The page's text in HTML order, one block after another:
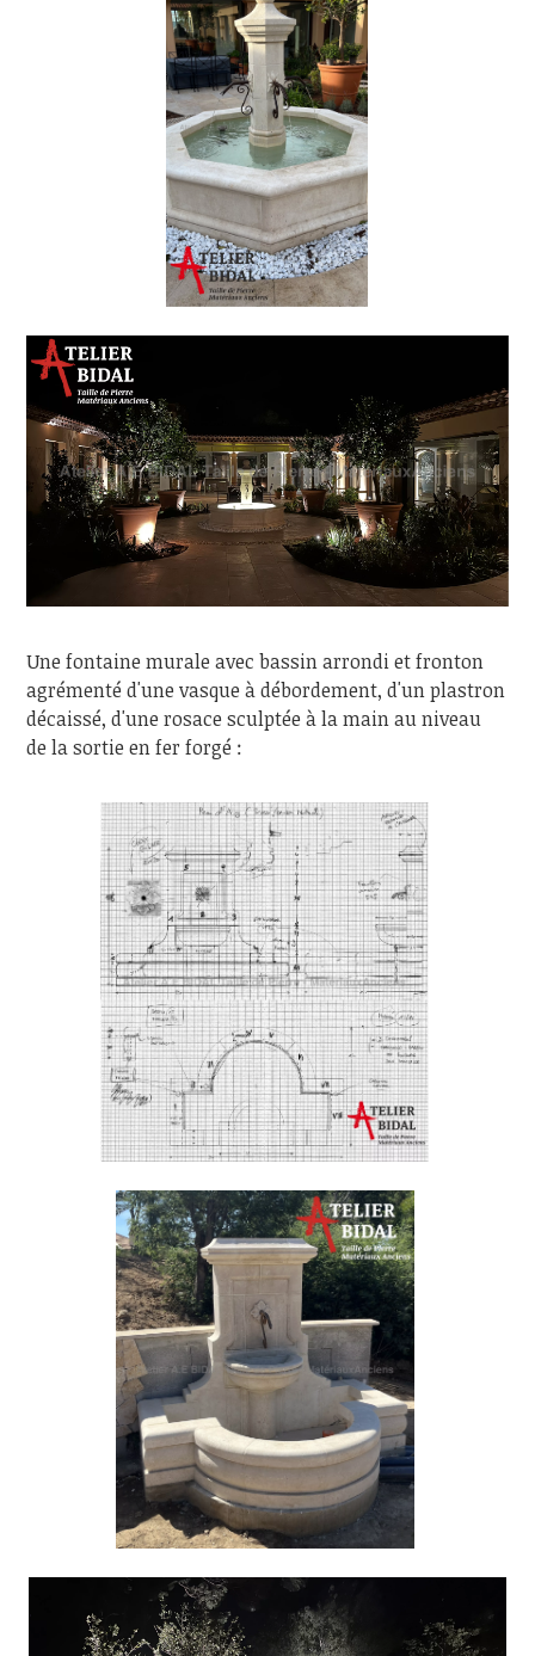
Une fontaine murale avec bassin arrondi et fronton
agrémenté d'une vasque à débordement, d'un plastron
décaissé, d'une rosace sculptée à la main au niveau
de la sortie en fer forgé :